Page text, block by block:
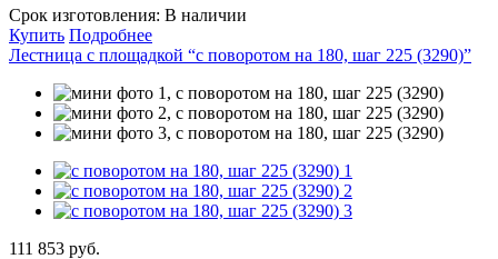
Срок изготовления: В наличии
Купить Подробнее
Лестница с площадкой “с поворотом на 180, шаг 225 (3290)”
111 853 руб.